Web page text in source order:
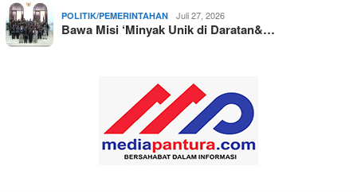
POLITIK/PEMERINTAHAN Juli 27, 2026
Bawa Misi ‘Minyak Unik di Daratan&…